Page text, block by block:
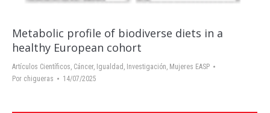
Metabolic profile of biodiverse diets in a
healthy European cohort
Artículos Científicos, Cáncer, Igualdad , Investigación, Mujeres EASP
Por chigueras 14/07/2025